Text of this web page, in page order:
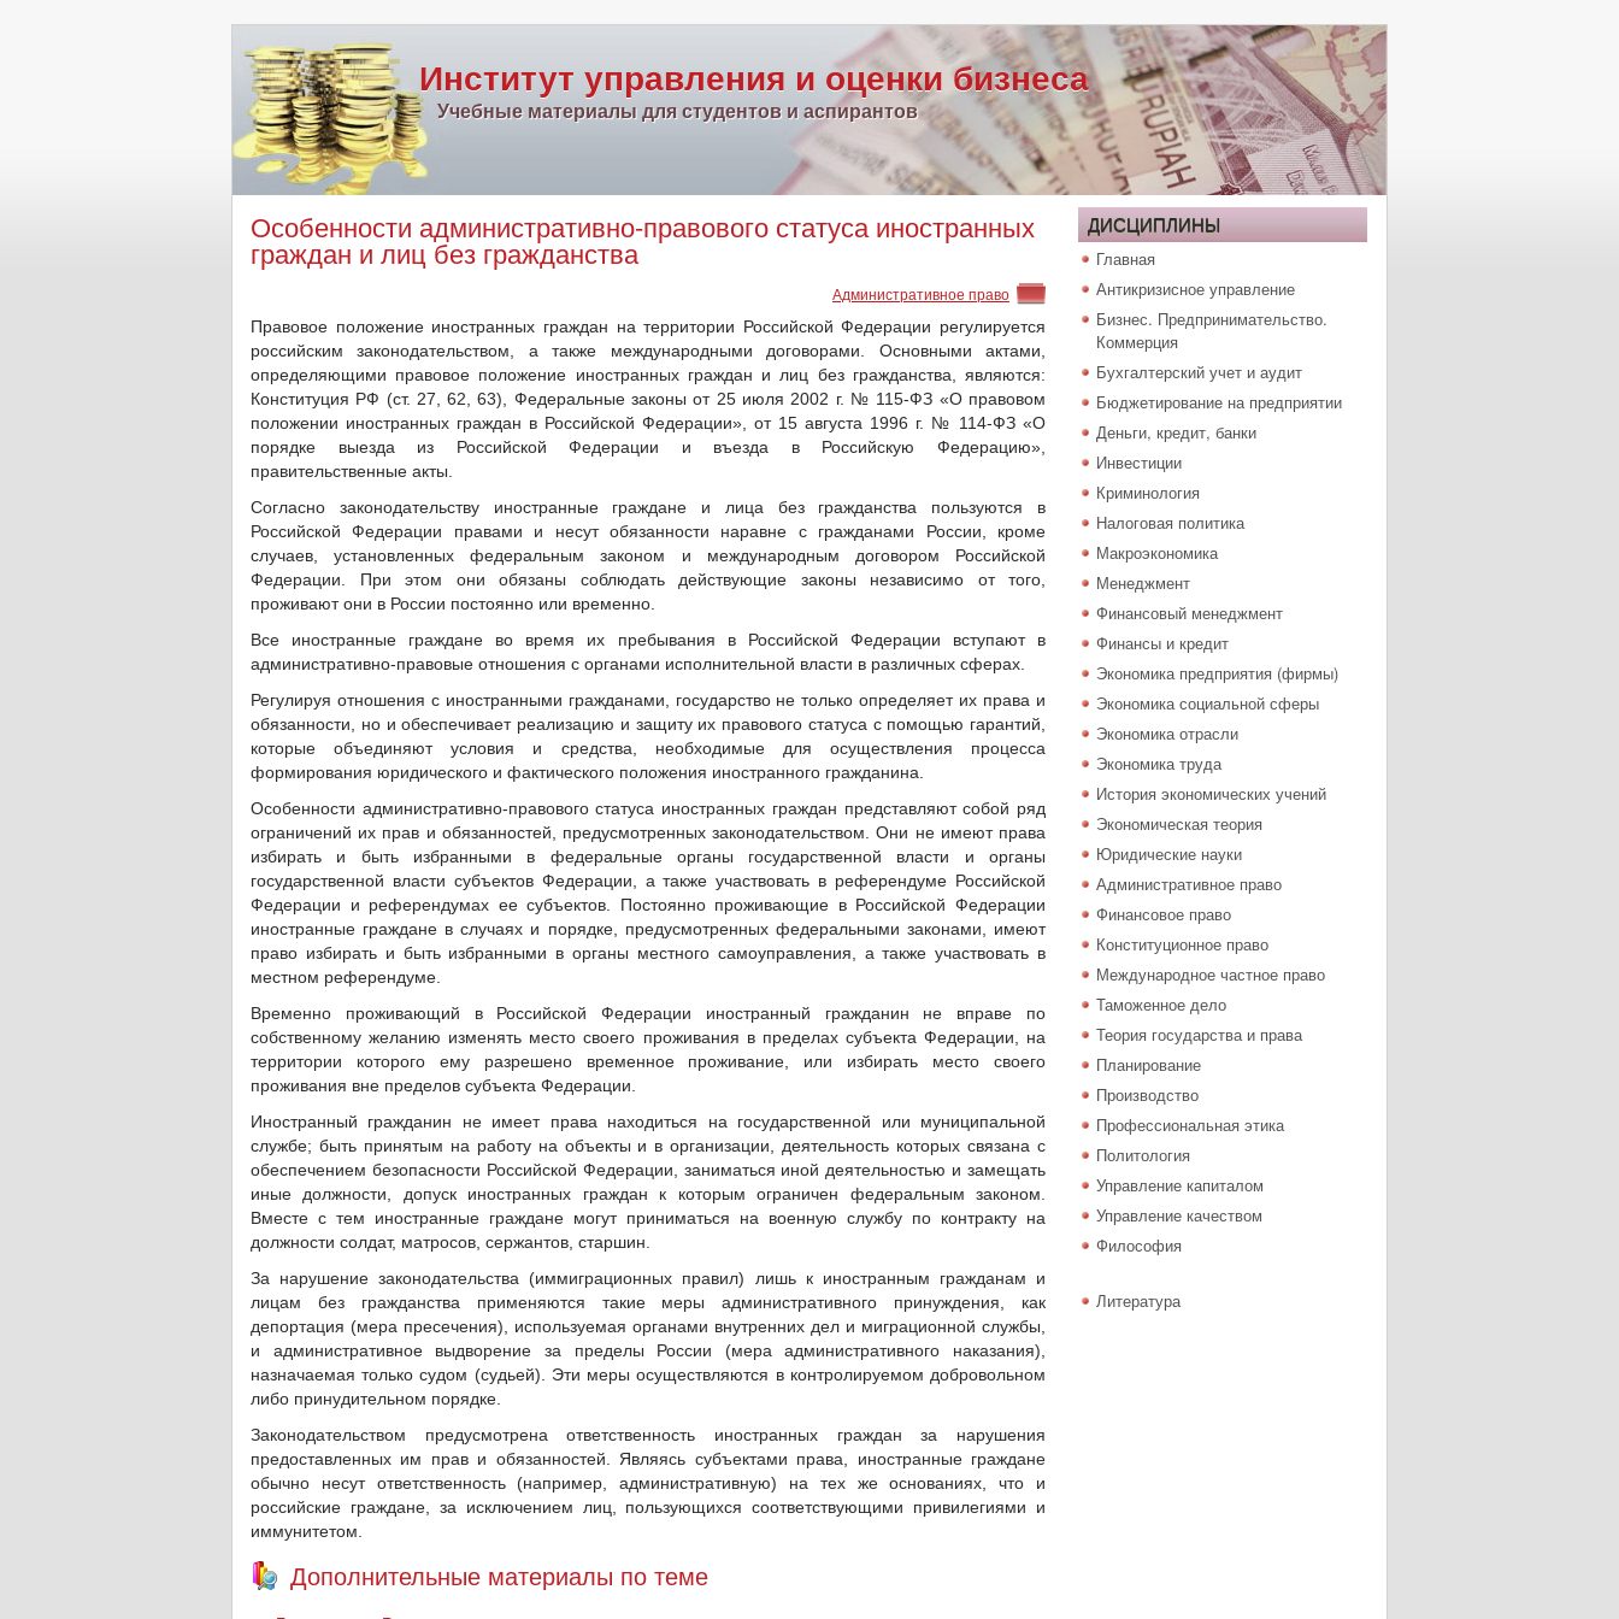
Институт управления и оценки бизнеса
Учебные материалы для студентов и аспирантов
Особенности административно-правового статуса иностранных
граждан и лиц без гражданства
Административное право
Правовое положение иностранных граждан на территории Российской Федерации регулируется
российским законодательством, а также международными договорами. Основными актами,
определяющими правовое положение иностранных граждан и лиц без гражданства, являются:
Конституция РФ (ст. 27, 62, 63), Федеральные законы от 25 июля 2002 г. № 115-ФЗ «О правовом
положении иностранных граждан в Российской Федерации», от 15 августа 1996 г. № 114-ФЗ «О
порядке выезда из Российской Федерации и въезда в Российскую Федерацию»,
правительственные акты.
Согласно законодательству иностранные граждане и лица без гражданства пользуются в
Российской Федерации правами и несут обязанности наравне с гражданами России, кроме
случаев, установленных федеральным законом и международным договором Российской
Федерации. При этом они обязаны соблюдать действующие законы независимо от того,
проживают они в России постоянно или временно.
Все иностранные граждане во время их пребывания в Российской Федерации вступают в
административно-правовые отношения с органами исполнительной власти в различных сферах.
Регулируя отношения с иностранными гражданами, государство не только определяет их права и
обязанности, но и обеспечивает реализацию и защиту их правового статуса с помощью гарантий,
которые объединяют условия и средства, необходимые для осуществления процесса
формирования юридического и фактического положения иностранного гражданина.
Особенности административно-правового статуса иностранных граждан представляют собой ряд
ограничений их прав и обязанностей, предусмотренных законодательством. Они не имеют права
избирать и быть избранными в федеральные органы государственной власти и органы
государственной власти субъектов Федерации, а также участвовать в референдуме Российской
Федерации и референдумах ее субъектов. Постоянно проживающие в Российской Федерации
иностранные граждане в случаях и порядке, предусмотренных федеральными законами, имеют
право избирать и быть избранными в органы местного самоуправления, а также участвовать в
местном референдуме.
Временно проживающий в Российской Федерации иностранный гражданин не вправе по
собственному желанию изменять место своего проживания в пределах субъекта Федерации, на
территории которого ему разрешено временное проживание, или избирать место своего
проживания вне пределов субъекта Федерации.
Иностранный гражданин не имеет права находиться на государственной или муниципальной
службе; быть принятым на работу на объекты и в организации, деятельность которых связана с
обеспечением безопасности Российской Федерации, заниматься иной деятельностью и замещать
иные должности, допуск иностранных граждан к которым ограничен федеральным законом.
Вместе с тем иностранные граждане могут приниматься на военную службу по контракту на
должности солдат, матросов, сержантов, старшин.
За нарушение законодательства (иммиграционных правил) лишь к иностранным гражданам и
лицам без гражданства применяются такие меры административного принуждения, как
депортация (мера пресечения), используемая органами внутренних дел и миграционной службы,
и административное выдворение за пределы России (мера административного наказания),
назначаемая только судом (судьей). Эти меры осуществляются в контролируемом добровольном
либо принудительном порядке.
Законодательством предусмотрена ответственность иностранных граждан за нарушения
предоставленных им прав и обязанностей. Являясь субъектами права, иностранные граждане
обычно несут ответственность (например, административную) на тех же основаниях, что и
российские граждане, за исключением лиц, пользующихся соответствующими привилегиями и
иммунитетом.
Дополнительные материалы по теме
ДИСЦИПЛИНЫ
Главная
Антикризисное управление
Бизнес. Предпринимательство.
Коммерция
Бухгалтерский учет и аудит
Бюджетирование на предприятии
Деньги, кредит, банки
Инвестиции
Криминология
Налоговая политика
Макроэкономика
Менеджмент
Финансовый менеджмент
Финансы и кредит
Экономика предприятия (фирмы)
Экономика социальной сферы
Экономика отрасли
Экономика труда
История экономических учений
Экономическая теория
Юридические науки
Административное право
Финансовое право
Конституционное право
Международное частное право
Таможенное дело
Теория государства и права
Планирование
Производство
Профессиональная этика
Политология
Управление капиталом
Управление качеством
Философия
Литература